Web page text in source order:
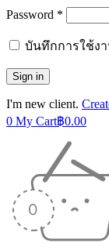
Password *
บันทึกการใช้ง
I'm new client.
0 My Cart฿0.00